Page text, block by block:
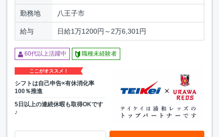
勤務地 八王子市
給与 日給1万1200円～2万6,301円
60代以上活躍中 職種未経験者
ここがオススメ！
シフトは自己申告×有休消化率
100％推進
5日以上の連続休暇も取得OKです
♪